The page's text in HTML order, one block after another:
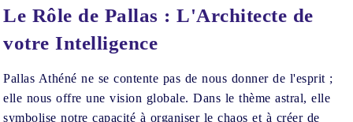
Le Rôle de Pallas : L'Architecte de
votre Intelligence
Pallas Athéné ne se contente pas de nous donner de l'esprit ;
elle nous offre une vision globale. Dans le thème astral, elle
symbolise notre capacité à organiser le chaos et à créer de